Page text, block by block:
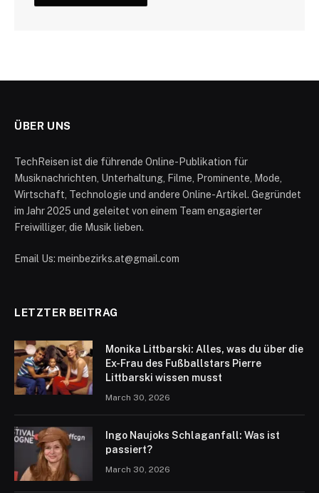
ÜBER UNS
TechReisen ist die führende Online-Publikation für
Musiknachrichten, Unterhaltung, Filme, Prominente, Mode,
Wirtschaft, Technologie und andere Online-Artikel. Gegründet
im Jahr 2025 und geleitet von einem Team engagierter
Freiwilliger, die Musik lieben.
Email Us: meinbezirks.at@gmail.com
LETZTER BEITRAG
Monika Littbarski: Alles, was du über die
Ex-Frau des Fußballstars Pierre
Littbarski wissen musst
March 30, 2026
Ingo Naujoks Schlaganfall: Was ist
passiert?
March 30, 2026